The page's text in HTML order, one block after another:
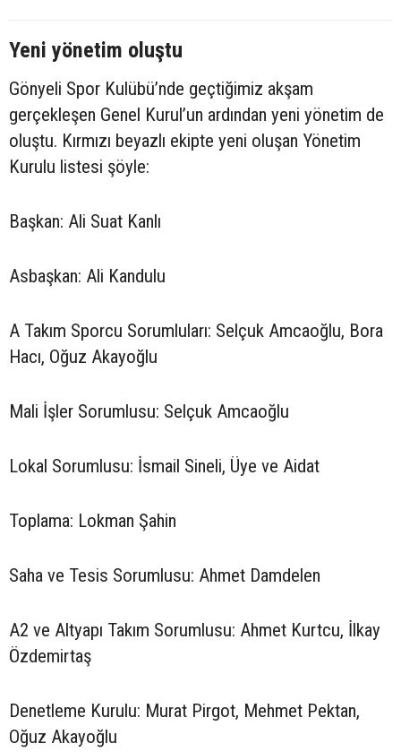
Yeni yönetim oluştu
Gönyeli Spor Kulübü’nde geçtiğimiz akşam
gerçekleşen Genel Kurul’un ardından yeni yönetim de
oluştu. Kırmızı beyazlı ekipte yeni oluşan Yönetim
Kurulu listesi şöyle:
Başkan: Ali Suat Kanlı
Asbaşkan: Ali Kandulu
A Takım Sporcu Sorumluları: Selçuk Amcaoğlu, Bora
Hacı, Oğuz Akayoğlu
Mali İşler Sorumlusu: Selçuk Amcaoğlu
Lokal Sorumlusu: İsmail Sineli, Üye ve Aidat
Toplama: Lokman Şahin
Saha ve Tesis Sorumlusu: Ahmet Damdelen
A2 ve Altyapı Takım Sorumlusu: Ahmet Kurtcu, İlkay
Özdemirtaş
Denetleme Kurulu: Murat Pirgot, Mehmet Pektan,
Oğuz Akayoğlu